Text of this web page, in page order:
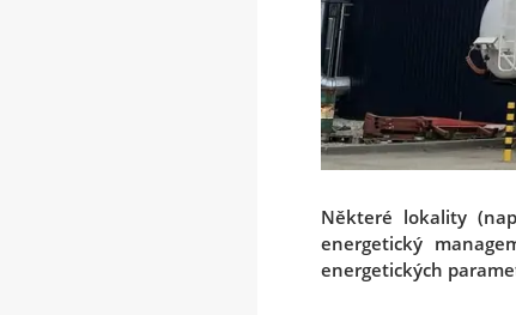
Některé lokality
energetický
energetických